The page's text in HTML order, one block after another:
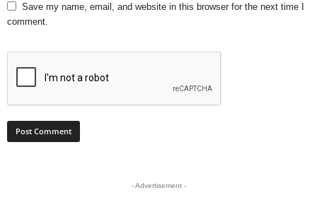
Save my name, email, and website in this browser for the next time I
comment.
- Advertisement -